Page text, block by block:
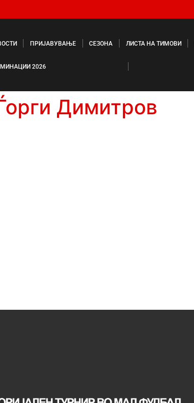
ПРИЈАВУВАЊЕ СЕЗОНА ЛИСТА НА ТИМОВИ
2026
Димитров